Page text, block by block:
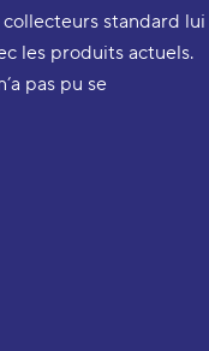
standard lui
les produits actuels.
pas pu se